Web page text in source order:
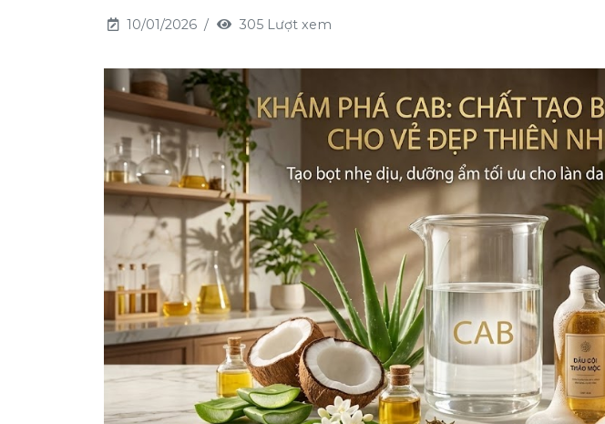
10/01/2026 305 Lượt xem